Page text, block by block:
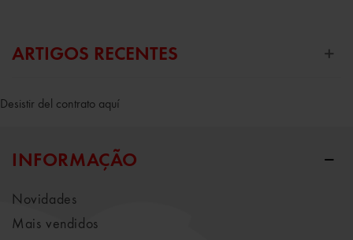
ARTIGOS RECENTES
Desistir del contrato aquí
INFORMAÇÃO
Novidades
Mais vendidos